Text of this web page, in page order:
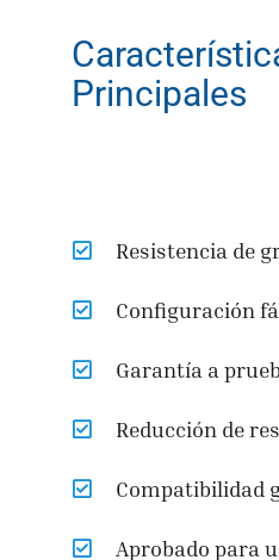
Principales
Resistencia de
Configuración
Garantía a
Reducción de
Compatibilidad
Aprobado para